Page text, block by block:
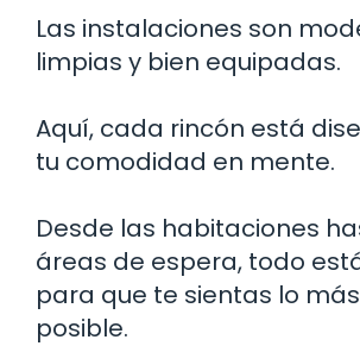
Las instalaciones son
limpias y bien equipadas.
Aquí, cada rincón está
tu comodidad en mente.
Desde las habitaciones
áreas de espera, todo
para que te sientas lo
posible.